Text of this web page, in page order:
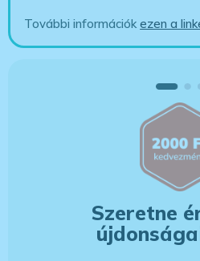
További információkezen a
Szeretne